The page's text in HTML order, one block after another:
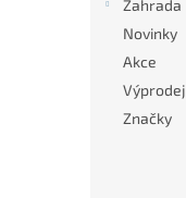
Zahrada
Novinky
Akce
Výprodej
Značky